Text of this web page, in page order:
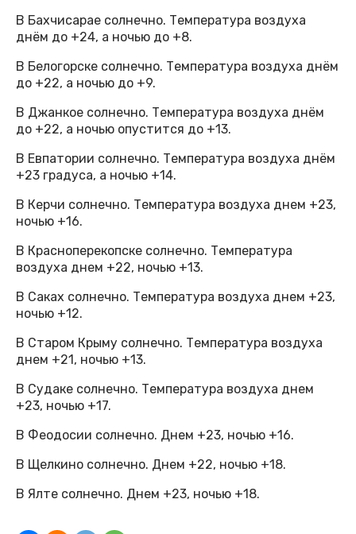
В Бахчисарае солнечно. Температура воздуха
днём до +24, а ночью до +8.
В Белогорске солнечно. Температура воздуха днём
до +22, а ночью до +9.
В Джанкое солнечно. Температура воздуха днём
до +22, а ночью опустится до +13.
В Евпатории солнечно. Температура воздуха днём
+23 градуса, а ночью +14.
В Керчи солнечно. Температура воздуха днем +23,
ночью +16.
В Красноперекопске солнечно. Температура
воздуха днем +22, ночью +13.
В Саках солнечно. Температура воздуха днем +23,
ночью +12.
В Старом Крыму солнечно. Температура воздуха
днем +21, ночью +13.
В Судаке солнечно. Температура воздуха днем
+23, ночью +17.
В Феодосии солнечно. Днем +23, ночью +16.
В Щелкино солнечно. Днем +22, ночью +18.
В Ялте солнечно. Днем +23, ночью +18.